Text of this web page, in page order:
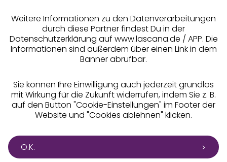
Weitere Informationen zu den Datenverarbeitungen
durch diese Partner findest Du in der
Datenschutzerklärung auf www.lascana.de / APP. Die
Informationen sind außerdem über einen Link in dem
Banner abrufbar.
Sie können Ihre Einwilligung auch jederzeit grundlos
mit Wirkung für die Zukunft widerrufen, indem Sie z. B.
auf den Button "Cookie-Einstellungen" im Footer der
Website und "Cookies ablehnen" klicken.
O.K.